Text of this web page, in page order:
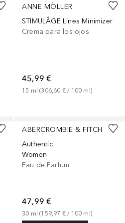
ANNE MÖLLER
STIMULÂGE Lines Minimizer
Crema para los ojos
45,99 €
15 ml (306,60 € / 100 ml)
ABERCROMBIE & FITCH
Authentic
Women
Eau de Parfum
47,99 €
30 ml (159,97 € / 100 ml)